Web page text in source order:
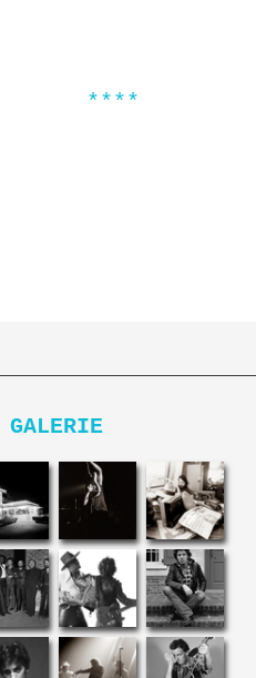
****
GALERIE